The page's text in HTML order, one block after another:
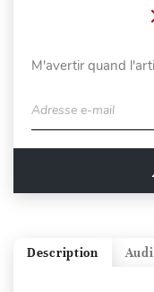
M'avertir quand
Adresse e-mail
Description